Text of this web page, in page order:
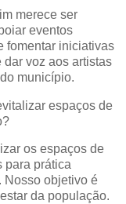
merece ser
eventos
fomentar iniciativas
voz aos artistas
município.
espaços de
os espaços de
para prática
Nosso objetivo é
da população.